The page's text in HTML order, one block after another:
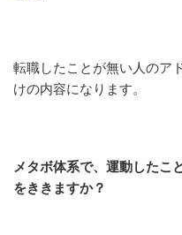
転職したことが無い人のア
けの内容になります。
メタボ体系で、運動したこ
をききますか？